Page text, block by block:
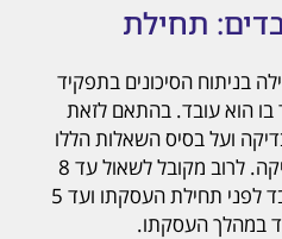
תחילת
בניתוח הסיכונים בתפקיד
בו הוא עובד. בהתאם לזאת
ועל בסיס השאלות הללו
יתבצע התשאול המקדים לבדיקה. לרוב מקובל לשאול עד 8
שאלות בבדיקות פוליגרף לעובד לפני תחילת העסקתו ועד 5
במהלך העסקתו.